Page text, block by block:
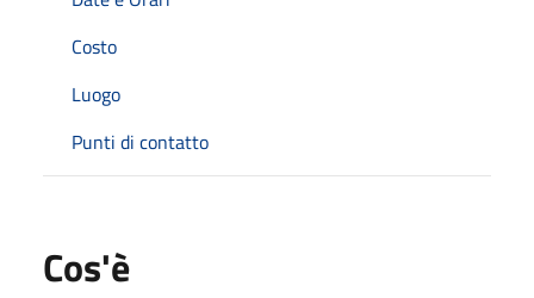
Costo
Luogo
Punti di contatto
Cos'è